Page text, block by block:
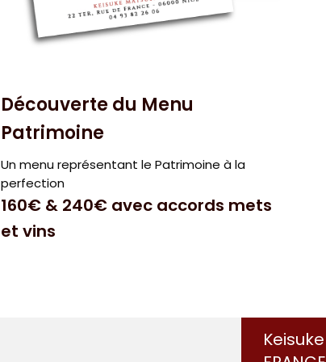
Découverte du Menu
Patrimoine
Un menu représentant le Patrimoine à la
perfection
160€ & 240€ avec accords mets
et vins